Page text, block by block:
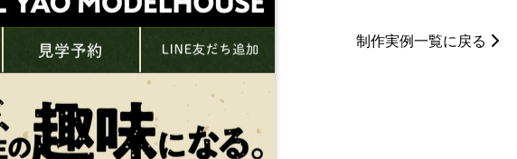
制作実例一覧に戻る